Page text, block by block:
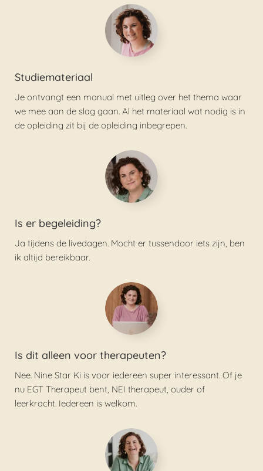
Studiemateriaal
Je ontvangt een manual met uitleg over het thema waar
we mee aan de slag gaan. Al het materiaal wat nodig is in
de opleiding zit bij de opleiding inbegrepen.
Is er begeleiding?
Ja tijdens de livedagen. Mocht er tussendoor iets zijn, ben
ik altijd bereikbaar.
Is dit alleen voor therapeuten?
Nee. Nine Star Ki is voor iedereen super interessant. Of je
nu EGT Therapeut bent, NEI therapeut, ouder of
leerkracht. Iedereen is welkom.